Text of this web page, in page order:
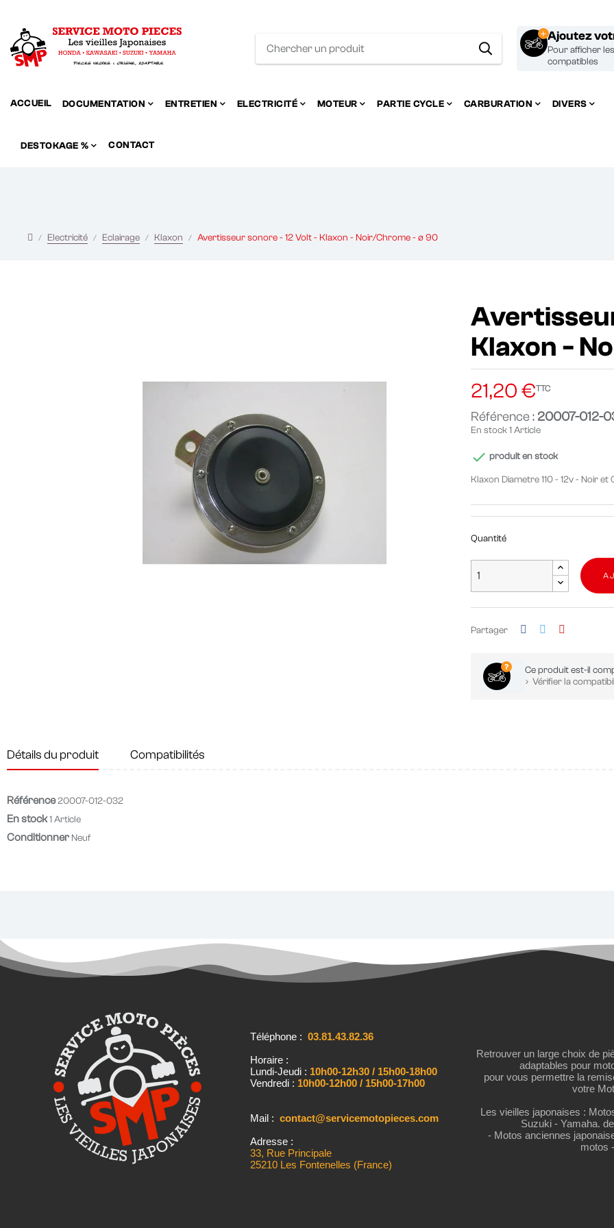
Ajoutez
Pour afficher
compatibles
ACCUEIL DOCUMENTATION ENTRETIEN ELECTRICITÉ MOTEUR PARTIE CYCLE CARBURATION DIVERS
DESTOKAGE % CONTACT
Electricité Eclairage Klaxon Avertisseur sonore - 12 Volt - Klaxon - Noir/Chrome - ø 90
Klaxon -
21,20 €TTC
Référence : 20007-012-
En stock1 Article
 produit en stock
Klaxon Diametre 110 - 12v - Noir et
Quantité
Partager
Ce produit est-il
Vérifier la
Détails du produit Compatibilités
Référence20007-012-032
En stock1 Article
Conditionner Neuf
Téléphone :03.81.43.82.36
Horaire :
Lundi-Jeudi : 10h00-12h30 / 15h00-18h00
Vendredi : 10h00-12h00 / 15h00-17h00
Mail : contact@servicemotopieces.com
Adresse :
33, Rue Principale
25210 Les Fontenelles (France)
Retrouver un large choix de
adaptables pour
pour vous permettre la
votre
Les vieilles japonaises :
Suzuki - Yamaha.
- Motos anciennes
motos -